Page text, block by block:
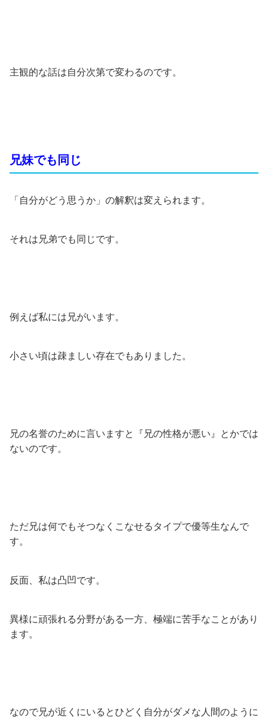
主観的な話は自分次第で変わるのです。
兄妹でも同じ
「自分がどう思うか」の解釈は変えられます。
それは兄弟でも同じです。
例えば私には兄がいます。
小さい頃は疎ましい存在でもありました。
兄の名誉のために言いますと『兄の性格が悪い』とかでは
ないのです。
ただ兄は何でもそつなくこなせるタイプで優等生なんで
す。
反面、私は凸凹です。
異様に頑張れる分野がある一方、極端に苦手なことがあり
ます。
なので兄が近くにいるとひどく自分がダメな人間のように